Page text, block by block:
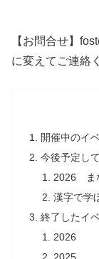
【お問合せ】
に変 えてご連絡
開催中のイ
今後予定し
2026 ま
漢字で
終了したイ
2026
2025